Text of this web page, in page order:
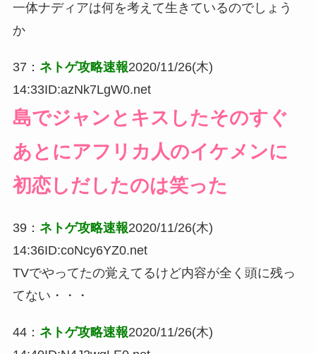
一体ナディアは何を考えて生きているのでしょう
か
37 ： ネトゲ攻略速報2020/11/26(木)
14:33ID:azNk7LgW0.net
島でジャンとキスしたそのすぐ
あとにアフリカ人のイケメンに
初恋しだしたのは笑った
39： ネトゲ攻略速報2020/11/26(木)
14:36ID:coNcy6YZ0.net
TVでやってたの覚えてるけど内容が全く頭に残っ
てない・・・
44： ネトゲ攻略速報2020/11/26(木)